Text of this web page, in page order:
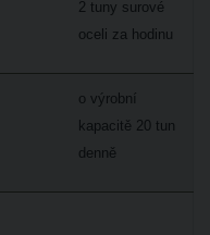
2 tuny surové
oceli za hodinu
o výrobní
kapacitě 20 tun
denně